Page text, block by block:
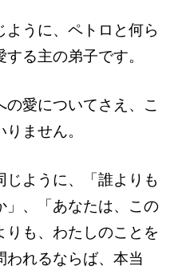
うに、ペトロと何ら
る主の弟子です。
愛についてさえ、こ
ません。
じように、「誰よりも
」、「あなたは、この
りも、わたしのことを
われるならば、本当